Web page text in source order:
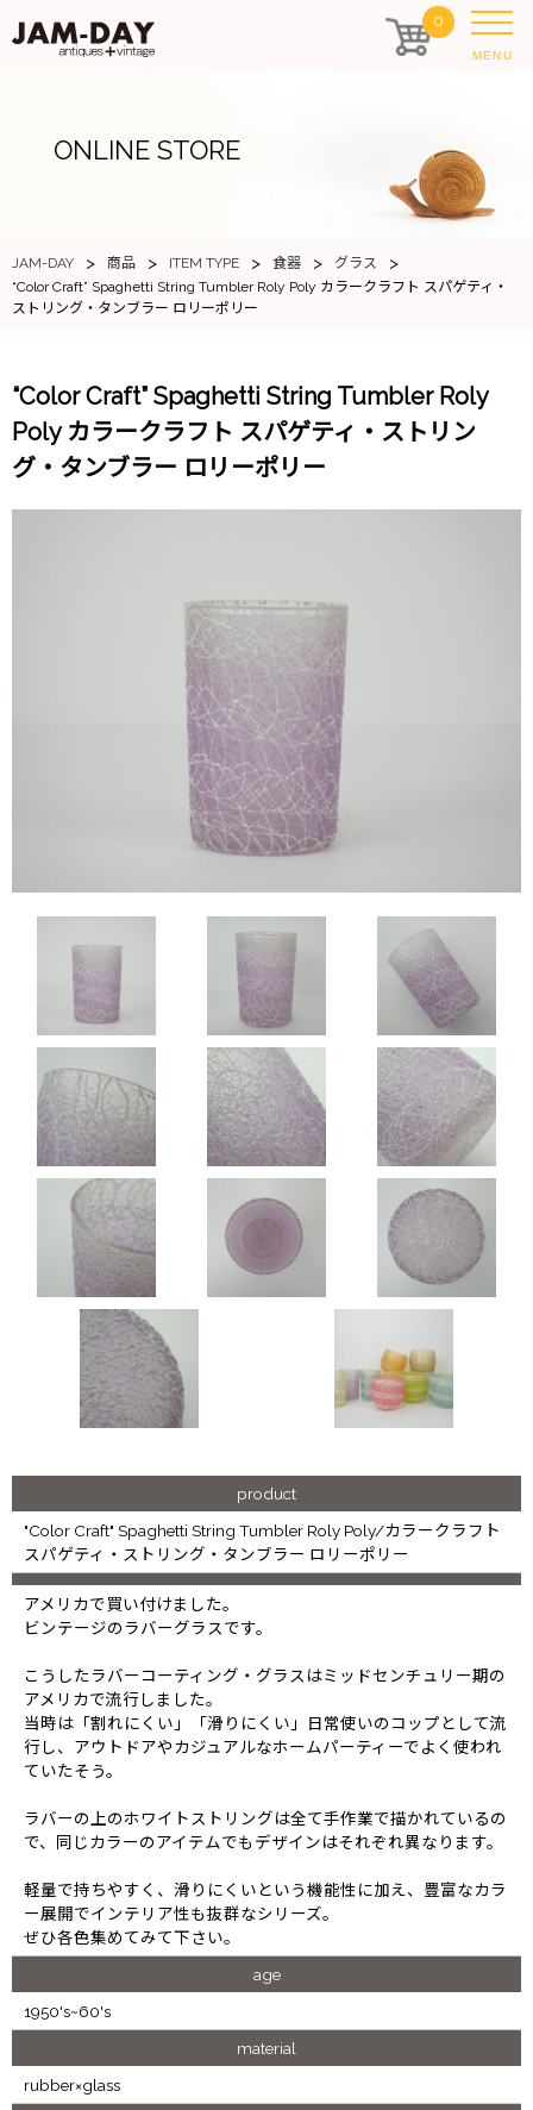
0
MENU
ONLINE STORE
JAM-DAY > 商品 > ITEM TYPE > 食器 > グラス >
“Color Craft” Spaghetti String Tumbler Roly Poly カラークラフト スパゲティ・
ストリング・タンブラー ロリーポリー
“Color Craft” Spaghetti String Tumbler Roly
Poly カラークラフト スパゲティ・ストリン
グ・タンブラー ロリーポリー
product
"Color Craft" Spaghetti String Tumbler Roly Poly/カラークラフト
スパゲティ・ストリング・タンブラー ロリーポリー
アメリカで買い付けました。
ビンテージのラバーグラスです。
こうしたラバーコーティング・グラスはミッドセンチュリー期の
アメリカで流行しました。
当時は「割れにくい」「滑りにくい」日常使いのコップとして流
行し、アウトドアやカジュアルなホームパーティーでよく使われ
ていたそう。
ラバーの上のホワイトストリングは全て手作業で描かれているの
で、同じカラーのアイテムでもデザインはそれぞれ異なります。
軽量で持ちやすく、滑りにくいという機能性に加え、豊富なカラ
ー展開でインテリア性も抜群なシリーズ。
ぜひ各色集めてみて下さい。
age
1950's~60's
material
rubber×glass